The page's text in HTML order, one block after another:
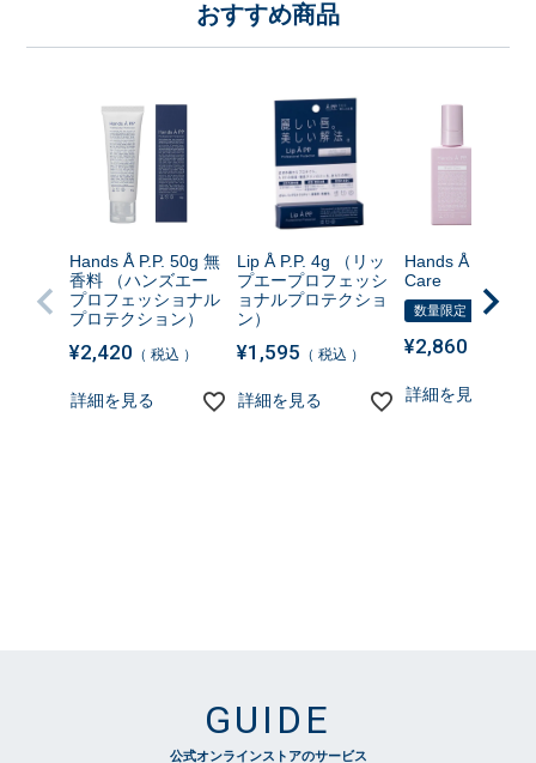
おすすめ商品
Hands Å P.P. 50g 無
香料 （ハンズエー
プロフェッショナル
プロテクション）
¥2,420 税込
詳細を見る
Lip Å P.P. 4g （リッ
プエープロフェッシ
ョナルプロテクショ
ン）
¥1,595 税込
詳細を見る
Hands Å P.P.
Care
数量限定
¥2,860
詳細を見る
GUIDE
公式オンラインストアのサービス